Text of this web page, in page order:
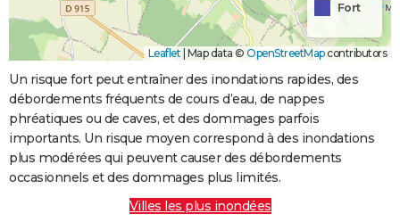
Fort
Leaflet | Map data © OpenStreetMapcontributors
Un risque fort peut entraîner des inondations rapides, des
débordements fréquents de cours d’eau, de nappes
phréatiques ou de caves, et des dommages parfois
importants. Un risque moyen correspond à des inondations
plus modérées qui peuvent causer des débordements
occasionnels et des dommages plus limités.
Villes les plus inondées